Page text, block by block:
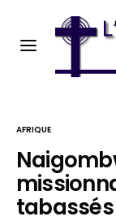
AFRIQUE